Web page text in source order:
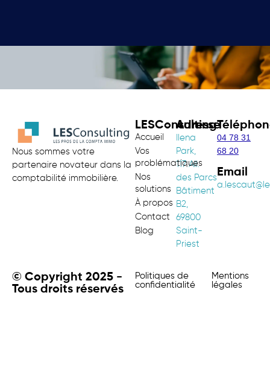
Nous sommes votre
partenaire novateur dans la
comptabilité immobilière.
LESConsulting
Accueil
Vos
problématiques
Nos
solutions
À propos
Contact
Blog
Adresse
Ilena
Park,
117 All.
des Parcs
Bâtiment
B2,
69800
Saint-
Priest
04 78 31
68 20
Email
© Copyright 2025 -
Tous droits réservés
Mentions
légales
Politiques de
confidentialité